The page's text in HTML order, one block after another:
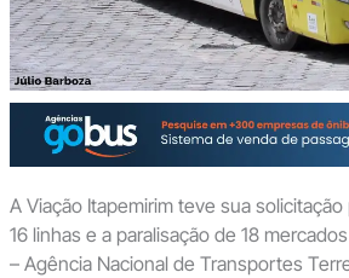
A Viação Itapemirim teve sua
16 linhas e a paralisação de 18
– Agência Nacional de Transportes